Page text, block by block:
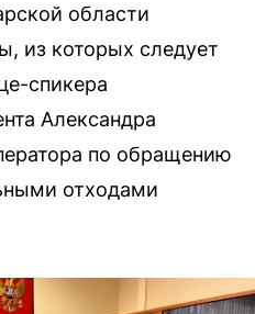
области
из которых следует
спикера
Александра
по обращению
отходами